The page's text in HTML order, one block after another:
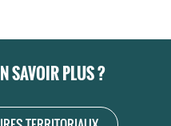
SAVOIR PLUS ?